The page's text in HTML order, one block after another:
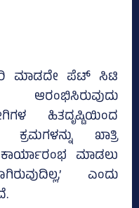
ಮಾಡದೇ ಪೆಟ್‌ ಸಿಟಿ
ಹಿತದೃಷ್ಟಿಯಿಂದ
ಕ್ರಮಗಳನ್ನು ಖಾತ್ರಿ
ಮಾಡಲು
ಎಂದು